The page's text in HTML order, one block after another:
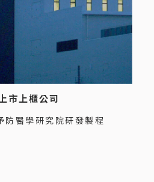
市上櫃公司
防醫學研究院研發製程